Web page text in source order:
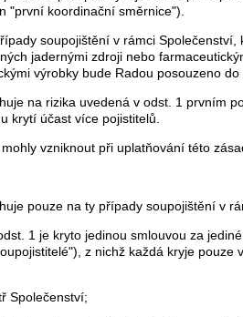
"první koordinační směrnice").
soupojištění v rámci
jadernými zdroji nebo
výrobky bude Radou posouzeno
na rizika uvedená v odst. 1 prvním
krytí účast více pojistitelů.
vzniknout při uplatňování této
pouze na ty případy soupojištění v
1 je kryto jedinou smlouvou za
z nichž každá kryje
Společenství;
náhrady